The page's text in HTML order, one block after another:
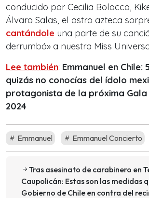
conducido por Cecilia Bolocco,
Álvaro Salas, el astro azteca
cantándole una parte de su
derrumbó» a nuestra Miss
Lee también: Emmanuel en Chile:
quizás no conocías del ídolo
protagonista de la próxima Gala
2024
Emmanuel Emmanuel Concierto
Tras asesinato de carabinero en
Caupolicán: Estas son las medidas
Gobierno de Chile en contra del